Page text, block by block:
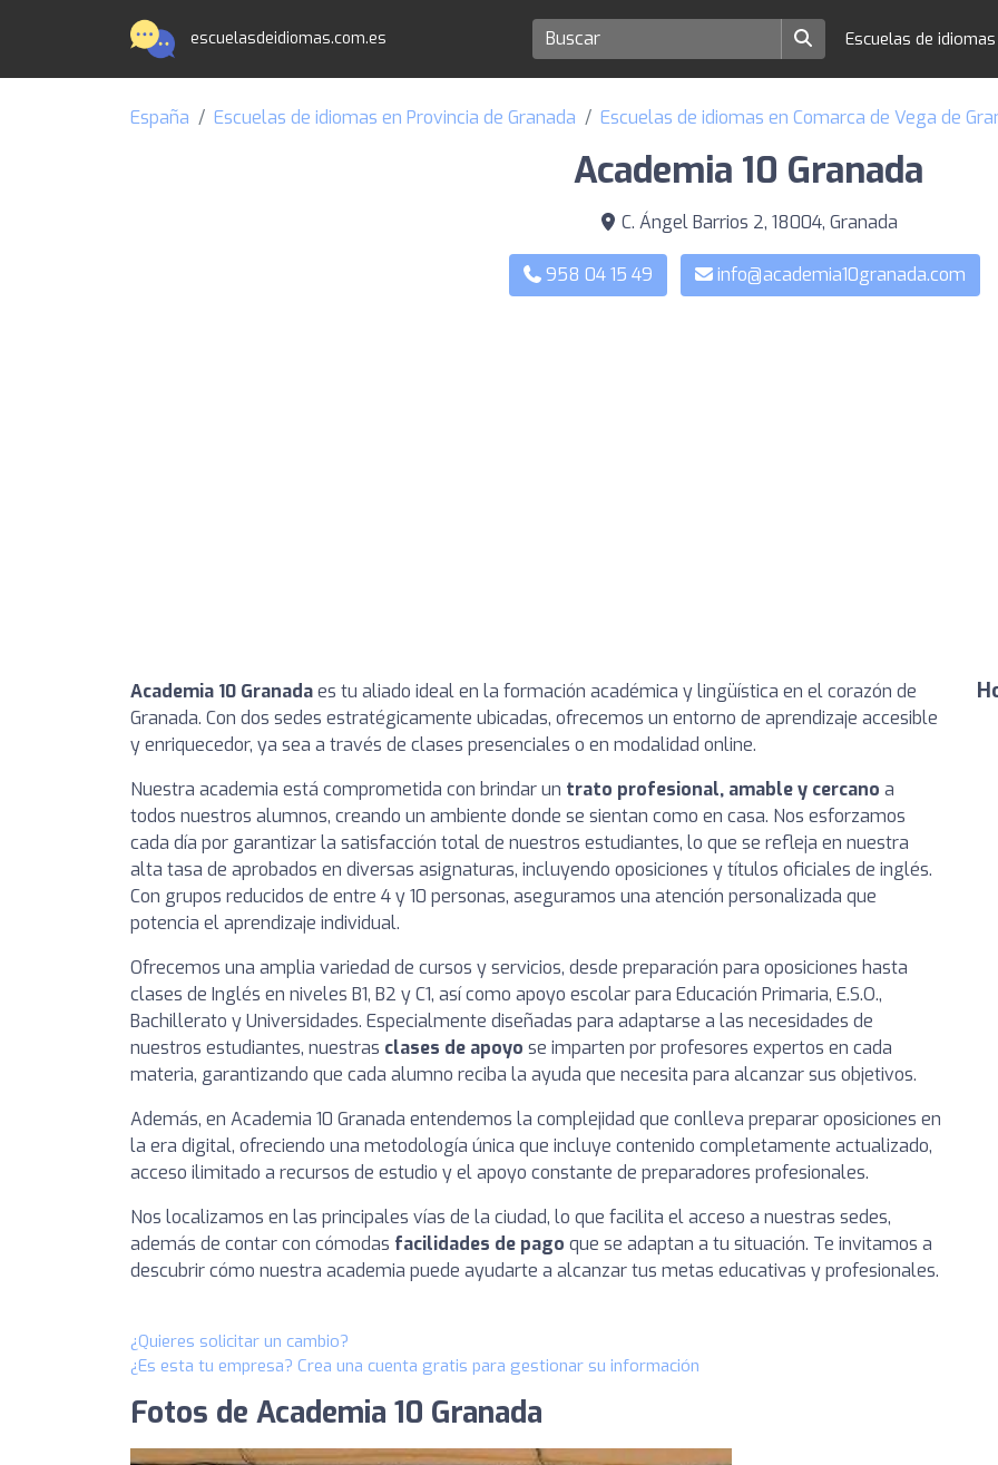
escuelasdeidiomas.com.es Escuelas de
España Escuelas de idiomas en Provincia de Granada Escuelas de idiomas en Comarca de Vega de
Academia 10 Granada
C. Ángel Barrios 2, 18004, Granada
958 04 15 49 info@academia10granada.com
Academia 10 Granadaes tu aliado ideal en la formación académica y lingüística en el corazón de
Granada. Con dos sedes estratégicamente ubicadas, ofrecemos un entorno de aprendizaje accesible
y enriquecedor, ya sea a través de clases presenciales o en modalidad online.
Nuestra academia está comprometida con brindar un trato profesional, amable y cercano a
todos nuestros alumnos, creando un ambiente donde se sientan como en casa. Nos esforzamos
cada día por garantizar la satisfacción total de nuestros estudiantes, lo que se refleja en nuestra
alta tasa de aprobados en diversas asignaturas, incluyendo oposiciones y títulos oficiales de inglés.
Con grupos reducidos de entre 4 y 10 personas, aseguramos una atención personalizada que
potencia el aprendizaje individual.
Ofrecemos una amplia variedad de cursos y servicios, desde preparación para oposiciones hasta
clases de Inglés en niveles B1, B2 y C1, así como apoyo escolar para Educación Primaria, E.S.O.,
Bachillerato y Universidades. Especialmente diseñadas para adaptarse a las necesidades de
nuestros estudiantes, nuestras clases de apoyo se imparten por profesores expertos en cada
materia, garantizando que cada alumno reciba la ayuda que necesita para alcanzar sus objetivos.
Además, en Academia 10 Granada entendemos la complejidad que conlleva preparar oposiciones en
la era digital, ofreciendo una metodología única que incluye contenido completamente actualizado,
acceso ilimitado a recursos de estudio y el apoyo constante de preparadores profesionales.
Nos localizamos en las principales vías de la ciudad, lo que facilita el acceso a nuestras sedes,
además de contar con cómodas facilidades de pago que se adaptan a tu situación. Te invitamos a
descubrir cómo nuestra academia puede ayudarte a alcanzar tus metas educativas y profesionales.
¿Quieres solicitar un cambio?
¿Es esta tu empresa? Crea una cuenta gratis para gestionar su información
Fotos de Academia 10 Granada